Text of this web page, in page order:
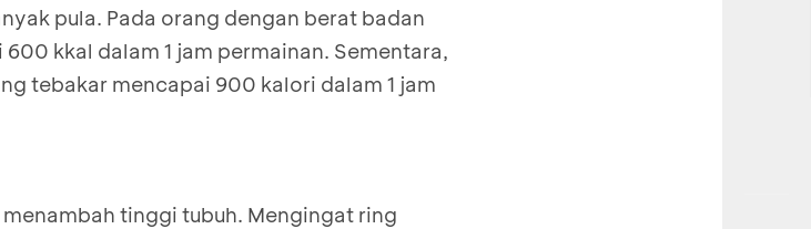
pula. Pada orang dengan berat badan
kkal dalam 1 jam permainan. Sementara,
tebakar mencapai 900 kalori dalam 1 jam
tinggi tubuh. Mengingat ring